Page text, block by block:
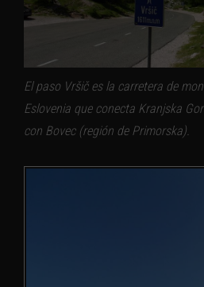
El paso Vršič es la carretera de
Eslovenia que conecta Kranjska
con Bovec (región de Primorska).